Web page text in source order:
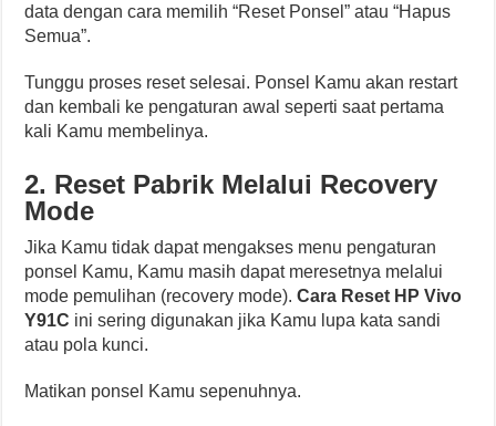
data dengan cara memilih “Reset Ponsel” atau “Hapus
Semua”.
Tunggu proses reset selesai. Ponsel Kamu akan restart
dan kembali ke pengaturan awal seperti saat pertama
kali Kamu membelinya.
2. Reset Pabrik Melalui Recovery
Mode
Jika Kamu tidak dapat mengakses menu pengaturan
ponsel Kamu, Kamu masih dapat meresetnya melalui
mode pemulihan (recovery mode).Cara Reset HP Vivo
Y91C ini sering digunakan jika Kamu lupa kata sandi
atau pola kunci.
Matikan ponsel Kamu sepenuhnya.